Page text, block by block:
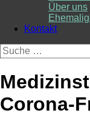
Über uns
Kontakt
Suche
nach:
Corona-